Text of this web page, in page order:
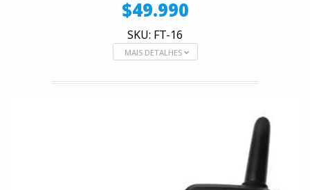
$49.990
SKU: FT-16
MAIS DETALHES